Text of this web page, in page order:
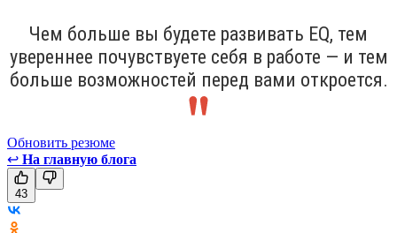
Чем больше вы будете развивать EQ, тем
увереннее почувствуете себя в работе — и тем
больше возможностей перед вами откроется.
Обновить резюме
↩ На главную блога
43